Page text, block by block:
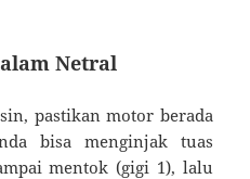
Netral
pastikan motor berada
bisa menginjak tuas
mentok (gigi 1), lalu